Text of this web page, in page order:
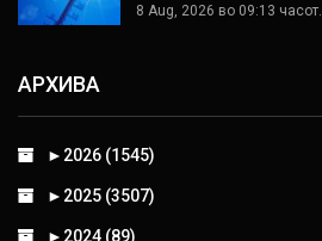
8 Aug, 2026 во 09:13 часот.
АРХИВА
► 2026 (1545)
► 2025 (3507)
► 2024 (89)